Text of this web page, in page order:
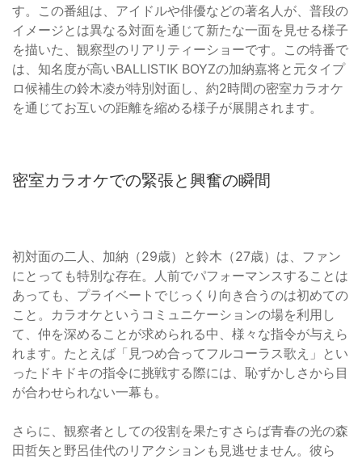
す。この番組は、アイドルや俳優などの著名人が、普段の
イメージとは異なる対面を通じて新たな一面を見せる様子
を描いた、観察型のリアリティーショーです。この特番で
は、知名度が高いBALLISTIK BOYZの加納嘉将と元タイプ
ロ候補生の鈴木凌が特別対面し、約2時間の密室カラオケ
を通じてお互いの距離を縮める様子が展開されます。
密室カラオケでの緊張と興奮の瞬間
初対面の二人、加納（29歳）と鈴木（27歳）は、ファン
にとっても特別な存在。人前でパフォーマンスすることは
あっても、プライベートでじっくり向き合うのは初めての
こと。カラオケというコミュニケーションの場を利用し
て、仲を深めることが求められる中、様々な指令が与えら
れます。たとえば「見つめ合ってフルコーラス歌え」とい
ったドキドキの指令に挑戦する際には、恥ずかしさから目
が合わせられない一幕も。
さらに、観察者としての役割を果たすさらば青春の光の森
田哲矢と野呂佳代のリアクションも見逃せません。彼ら